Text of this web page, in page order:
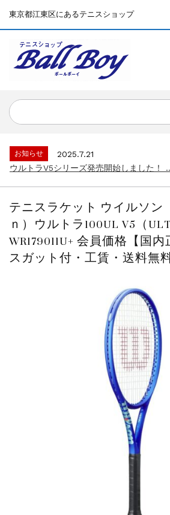
東京都江東区にあるテニスショップ
お知らせ
2025.7.15
お知らせ
2025.7.21
ウルトラV5シリーズ発売開始しました！
お知らせ
2025.7.21
ウルトラV5シリーズ発売開始しました！
お知らせ
2025.7.15
BallBoyサイト再開！...
テニスラケット ウイルソン
ｎ）ウルトラ100UL V5（
WR179011U+ 会員価格【国
スガット付・工賃・送料無